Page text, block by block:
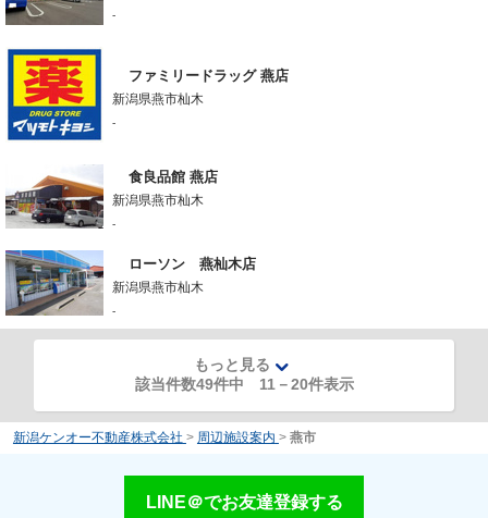
-
ファミリードラッグ 燕店
新潟県燕市杣木
-
食良品館 燕店
新潟県燕市杣木
-
ローソン 燕杣木店
新潟県燕市杣木
-
もっと見る
該当件数49件中 11 －20件表示
新潟ケンオー不動産株式会社 > 周辺施設案内 > 燕市
LINE＠でお友達登録する